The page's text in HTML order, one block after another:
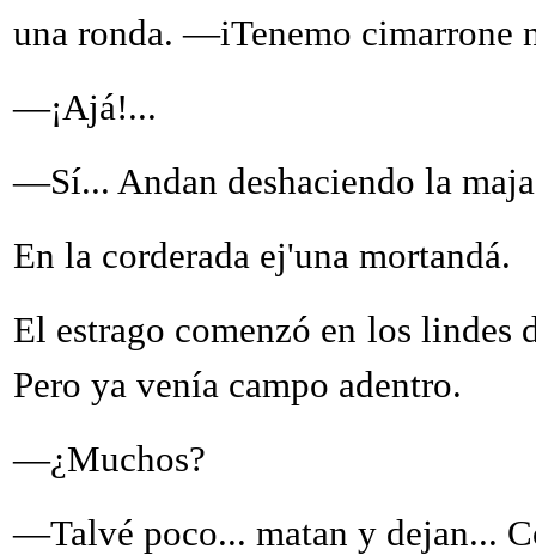
una ronda. —iTenemo cimarrone
—¡Ajá!...
—Sí... Andan deshaciendo la
En la corderada ej'una mortandá.
El estrago comenzó en los lindes
Pero ya venía campo adentro.
—¿Muchos?
—Talvé poco... matan y dejan...